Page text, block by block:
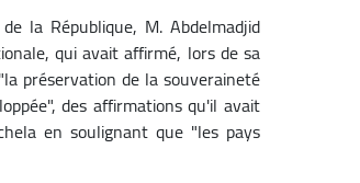
la République, M. Abdelmadjid
qui avait affirmé, lors de sa
préservation de la souveraineté
des affirmations qu'il avait
en soulignant que "les pays